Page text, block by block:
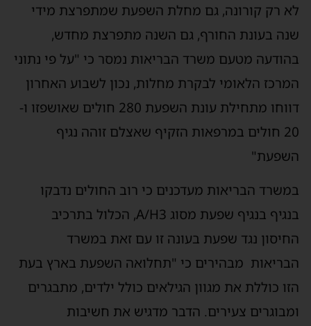
לא רק קורונה, גם מחלת השפעת שמתפרצת מידי
שנה בעונת החורף, גם השנה מתפרצת מחדש,
בהודעה מטעם משרד הבריאות נמסר כי "על פי נתוני
המרכז הלאומי לבקרת מחלות, נכון לשבוע האחרון
דווחו מתחילת עונת השפעת 280 חולים שאושפזו ו-
20 חולים במרפאות הזקיף שאצלם זוהה נגיף
השפעת"
במשרד הבריאות מעדכנים כי רוב החולים נדבקו
בנגיף בנגיף שפעת מסוג A/H3, הכלול בתרכיב
החיסון נגד שפעת בעונה זו עם זאת במשרד
הבריאות מבהירים כי "תחלואה השפעת בארץ בעת
הזו כוללת את מגוון הגילאים כולל ילדים, מתבגרים
ומבוגרים צעירים. הדבר מדגיש את חשיבות